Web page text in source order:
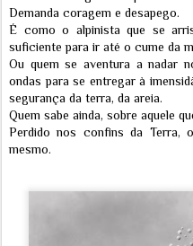
Demanda coragem e desapego.
É como o alpinista que se
suficiente para ir até o cume da
Ou quem se aventura a nadar
ondas para se entregar à
segurança da terra, da areia.
Quem sabe ainda, sobre aquele
Perdido nos confins da Terra,
mesmo.